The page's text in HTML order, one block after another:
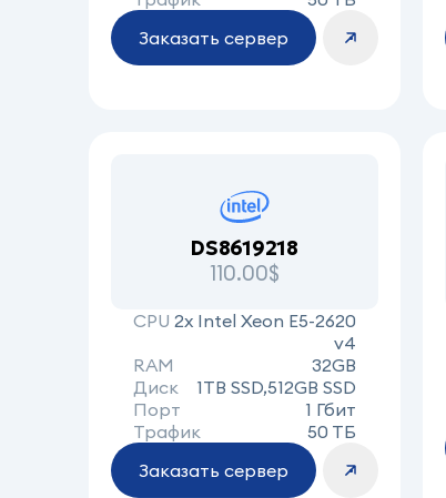
Заказать сервер
DS8619218
110.00$
CPU 2x Intel Xeon E5-2620
v4
RAM
32GB
Диск
1TB SSD,512GB SSD
Порт
1 Гбит
Трафик
50 ТБ
Заказать сервер